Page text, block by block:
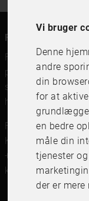
Vi bruger
Denne
andre
din
for at
en bedre
måle din
tjenester
der er
FRAME IT
FRAME IT er en
plakater og print
højeste kvalitet.
FRAME IT Ramar
Kungsgatan
+46 (0)8 142122